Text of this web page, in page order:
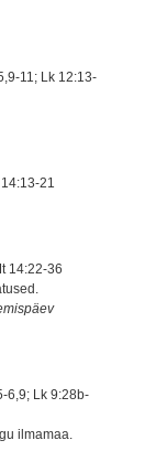
11; Lk 12:13-
21
14:22-36
6,9; Lk 9:28b-
ilmamaa.